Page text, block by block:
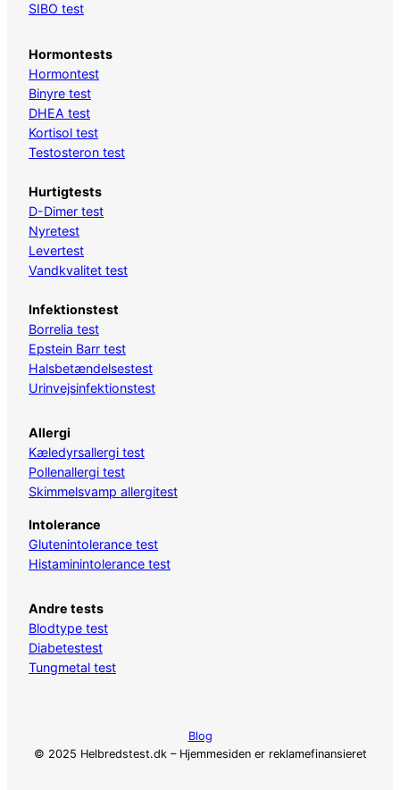
SIBO test
Hormontests
Hormontest
Binyre test
DHEA test
Kortisol test
Testosteron test
Hurtigtests
D-Dimer test
Nyretest
Levertest
Vandkvalitet test
Infektionstest
Borrelia test
Epstein Barr test
Halsbetændelsestest
Urinvejsinfektionstest
Allergi
Kæledyrsallergi test
Pollenallergi test
Skimmelsvamp allergitest
Intolerance
Glutenintolerance test
Histaminintolerance test
Andre tests
Blodtype test
Diabetestest
Tungmetal test
Blog
© 2025 Helbredstest.dk – Hjemmesiden er reklamefinansieret